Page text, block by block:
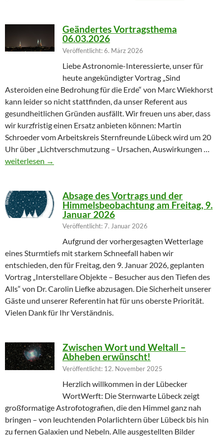
Geändertes Vortragsthema
06.03.2026
Veröffentlicht: 6. März 2026
Liebe Astronomie-Interessierte, unser für
heute angekündigter Vortrag „Sind
Asteroiden eine Bedrohung für die Erde“ von Marc Wiekhorst
kann leider so nicht stattfinden, da unser Referent aus
gesundheitlichen Gründen ausfällt. Wir freuen uns aber, dass
wir kurzfristig einen Ersatz anbieten können: Martin
Schroeder vom Arbeitskreis Sternfreunde Lübeck wird um 20
Uhr über „Lichtverschmutzung – Ursachen, Auswirkungen …
Geändertes Vortragsthema 06.03.2026
weiterlesen →
Absage des Vortrags und der
Himmelsbeobachtung am Freitag, 9.
Januar 2026
Veröffentlicht: 7. Januar 2026
Aufgrund der vorhergesagten Wetterlage
eines Sturmtiefs mit starkem Schneefall haben wir
entschieden, den für Freitag, den 9. Januar 2026, geplanten
Vortrag „Interstellare Objekte – Besucher aus den Tiefen des
Alls“ von Dr. Carolin Liefke abzusagen. Die Sicherheit unserer
Gäste und unserer Referentin hat für uns oberste Priorität.
Vielen Dank für Ihr Verständnis.
Zwischen Wort und Weltall –
Abheben erwünscht!
Veröffentlicht: 12. November 2025
Herzlich willkommen in der Lübecker
WortWerft: Die Sternwarte Lübeck zeigt
großformatige Astrofotografien, die den Himmel ganz nah
bringen – von leuchtenden Polarlichtern über Lübeck bis hin
zu fernen Galaxien und Nebeln. Alle ausgestellten Bilder